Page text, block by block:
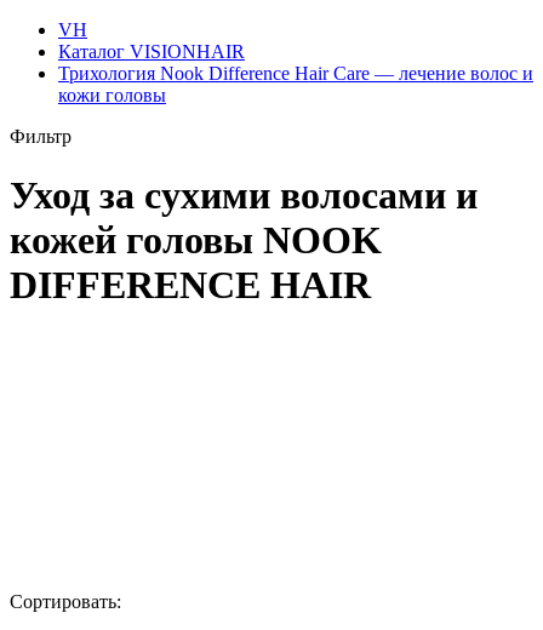
VH
Каталог VISIONHAIR
Трихология Nook Difference Hair Care — лечение волос и
кожи головы
Фильтр
Уход за сухими волосами и
кожей головы NOOK
DIFFERENCE HAIR
Сортировать: